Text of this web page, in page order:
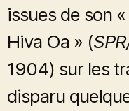
issues de son
Hiva Oa » (
1904) sur les
disparu